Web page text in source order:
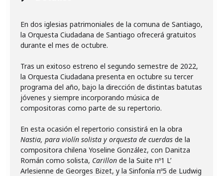
En dos iglesias patrimoniales de la comuna de Santiago,
la Orquesta Ciudadana de Santiago ofrecerá gratuitos
durante el mes de octubre.
Tras un exitoso estreno el segundo semestre de 2022,
la Orquesta Ciudadana presenta en octubre su tercer
programa del año, bajo la dirección de distintas batutas
jóvenes y siempre incorporando música de
compositoras como parte de su repertorio.
En esta ocasión el repertorio consistirá en la obra
Nastia, para violín solista y orquesta de cuerdas de la
compositora chilena Yoseline González, con Danitza
Román como solista, Carillon de la Suite nº1 L’
Arlesienne de Georges Bizet, y la Sinfonía nº5 de Ludwig